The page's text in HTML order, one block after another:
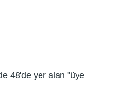
48'de yer alan "üye